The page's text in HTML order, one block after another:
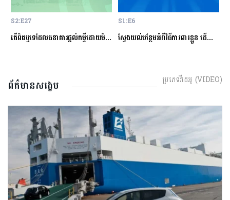
S2:E27
តើពិតឬទេដែលធនាគារផ្ដល់កម្ចីដោយមិនសិក្សាលើលទ្ធភាពសងត្រឡប់?
S1:E6
ស្វែងយល់បន្ថែមអំពីវិធីការពារខ្លួន ដើម្បីជៀសវាងពីការឆបោកតាមបច្ចេកវិទ្យាហិរញ្ញវត្ថុ!
ព័ត៌មានសង្ខេប ប្រភេទវីដេអូ (VIDEO)